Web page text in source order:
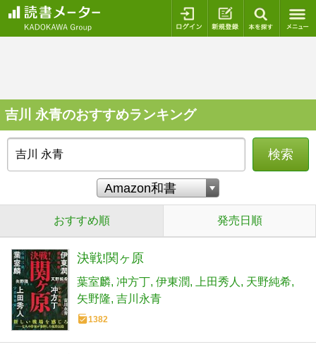
ログイン 新規登録
吉川 永青のおすすめランキング
検索
おすすめ順 発売日順
決戦!関ヶ原
葉室麟 冲方丁 伊東潤 上田秀人
天野純希
矢野隆 吉川永青
1382